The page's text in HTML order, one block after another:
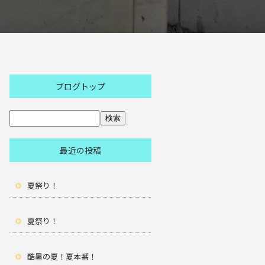
ブログトップ
最近の投稿
夏祭り！
夏祭り！
酷暑の夏！夏本番！